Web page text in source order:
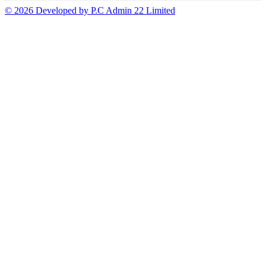
© 2026 Developed by P.C Admin 22 Limited